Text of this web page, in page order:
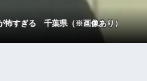
が怖すぎる 千葉県（※画像あり）